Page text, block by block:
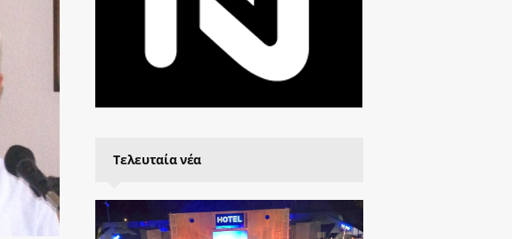
Τελευταία νέα